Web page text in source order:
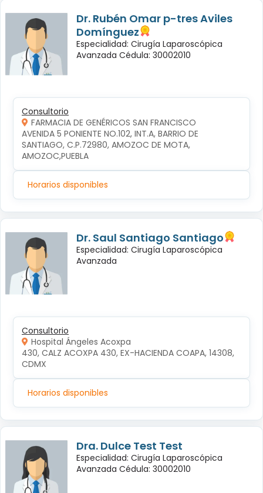
Dr. Rubén Omar p-tres Aviles
Domínguez
Especialidad: Cirugía Laparoscópica
Avanzada Cédula: 30002010
Consultorio
FARMACIA DE GENÉRICOS SAN FRANCISCO
AVENIDA 5 PONIENTE NO.102, INT.A, BARRIO DE
SANTIAGO, C.P.72980, AMOZOC DE MOTA,
AMOZOC,PUEBLA
Horarios disponibles
Dr. Saul Santiago Santiago
Especialidad: Cirugía Laparoscópica
Avanzada
Consultorio
Hospital Ángeles Acoxpa
430, CALZ ACOXPA 430, EX-HACIENDA COAPA, 14308,
CDMX
Horarios disponibles
Dra. Dulce Test Test
Especialidad: Cirugía Laparoscópica
Avanzada Cédula: 30002010